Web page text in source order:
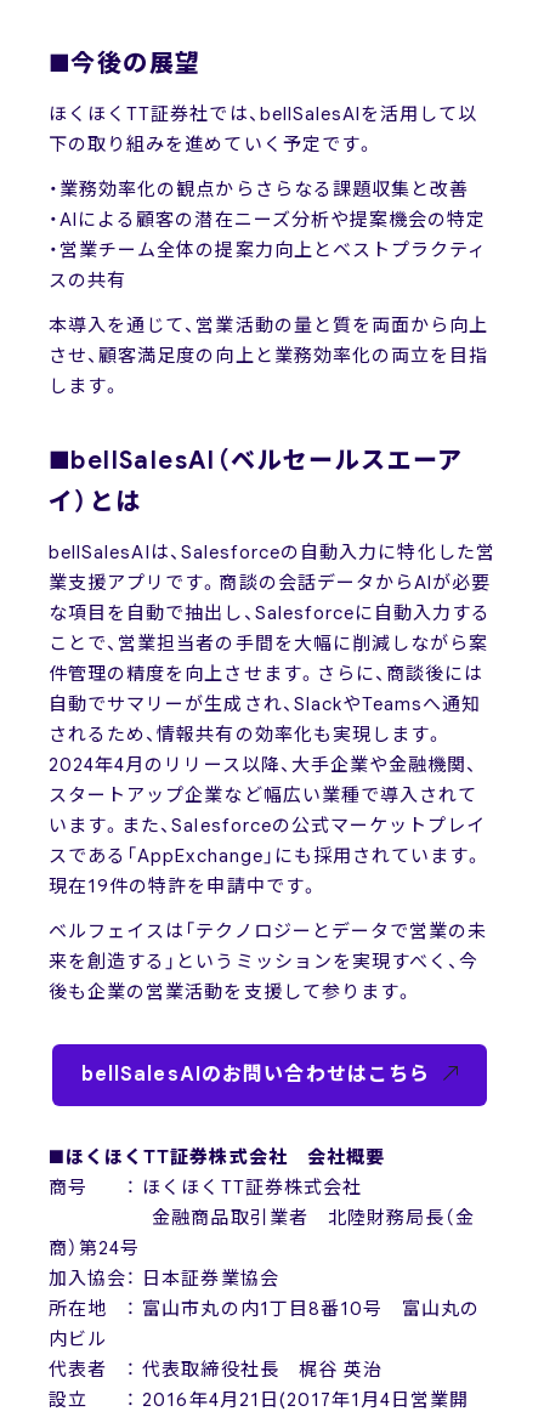
■今後の展望
ほくほくTT証券社では、bellSalesAIを活用して以
下の取り組みを進めていく予定です。
・業務効率化の観点からさらなる課題収集と改善
・AIによる顧客の潜在ニーズ分析や提案機会の特定
・営業チーム全体の提案力向上とベストプラクティ
スの共有
本導入を通じて、営業活動の量と質を両面から向上
させ、顧客満足度の向上と業務効率化の両立を目指
します。
■bellSalesAI（ベルセールスエーア
イ）とは
bellSalesAIは、Salesforceの自動入力に特化した営
業支援アプリです。商談の会話データからAIが必要
な項目を自動で抽出し、Salesforceに自動入力する
ことで、営業担当者の手間を大幅に削減しながら案
件管理の精度を向上させます。さらに、商談後には
自動でサマリーが生成され、SlackやTeamsへ通知
されるため、情報共有の効率化も実現します。
2024年4月のリリース以降、大手企業や金融機関、
スタートアップ企業など幅広い業種で導入されて
います。また、Salesforceの公式マーケットプレイ
スである「AppExchange」にも採用されています。
現在19件の特許を申請中です。
ベルフェイスは「テクノロジーとデータで営業の未
来を創造する」というミッションを実現すべく、今
後も企業の営業活動を支援して参ります。
bellSalesAIのお問い合わせはこちら
■ほくほくTT証券株式会社 会社概要
商号 ： ほくほくTT証券株式会社
金融商品取引業者 北陸財務局長（金
商）第24号
加入協会： 日本証券業協会
所在地 ： 富山市丸の内1丁目8番10号 富山丸の
内ビル
代表者 ： 代表取締役社長 梶谷 英治
設立 ： 2016年4月21日(2017年1月4日営業開